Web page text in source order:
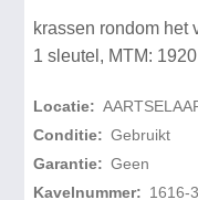
krassen rondom het
1 sleutel, MTM:
Locatie:
Conditie: Gebruikt
Garantie: Geen
Kavelnummer: 1616-3